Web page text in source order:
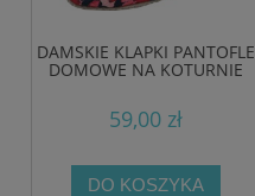
DAMSKIE KLAPKI PANTOFLE
DOMOWE NA KOTURNIE
59,00 zł
DO KOSZYKA